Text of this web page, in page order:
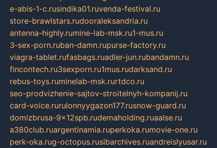
e-abis-1-c.rusindika01.ruvenda-festival.ru
store-brawlstars.rudooraleksandria.ru
antenna-highly.rumine-lab-msk.ru1-mus.ru
3-sex-porn.ruban-damn.rupurse-factory.ru
viagra-tablet.rufasbags.ruadler-jun.rubandamn.ru
fincontech.ru3sexporn.ru1mus.rudarksand.ru
rebus-toys.ruminelab-msk.rurtdco.ru
seo-prodvizhenie-sajtov-stroitelnyh-kompanij.ru
card-voice.rurulonnyygazon177.rusnow-guard.ru
domizbrusa-9x12spb.rudemaholding.ruaalse.ru
a380club.ruargentinamia.ruperkoka.rumovie-one.ru
perk-oka.rug-octopus.rusibarchives.ruandreislyusar.ru